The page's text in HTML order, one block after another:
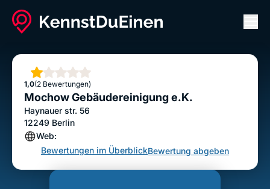
Mochow Gebäudereinigung e.K.
1,0
Stern(2 Bewertungen)
Mochow Gebäudereinigung e.K.
Haynauer str. 56
12249 Berlin
Web:
Bewertungen im ÜberblickBewertung abgeben